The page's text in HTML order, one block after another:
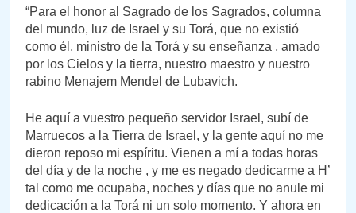
“Para el honor al Sagrado de los Sagrados, columna
del mundo, luz de Israel y su Torá, que no existió
como él, ministro de la Torá y su enseñanza , amado
por los Cielos y la tierra, nuestro maestro y nuestro
rabino Menajem Mendel de Lubavich.
He aquí a vuestro pequeño servidor Israel, subí de
Marruecos a la Tierra de Israel, y la gente aquí no me
dieron reposo mi espíritu. Vienen a mí a todas horas
del día y de la noche , y me es negado dedicarme a H’
tal como me ocupaba, noches y días que no anule mi
dedicación a la Torá ni un solo momento. Y ahora en